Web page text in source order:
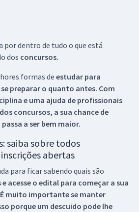
por dentro de tudo o que está
dos concursos.
formas de estudar para
preparar o quanto antes. Com
e uma ajuda de profissionais
concursos, a sua chance de
a ser bem maior.
saiba sobre todos
abertas
para ficar sabendo quais são
acesse o edital para começar a sua
muito importante se manter
porque um descuido pode lhe